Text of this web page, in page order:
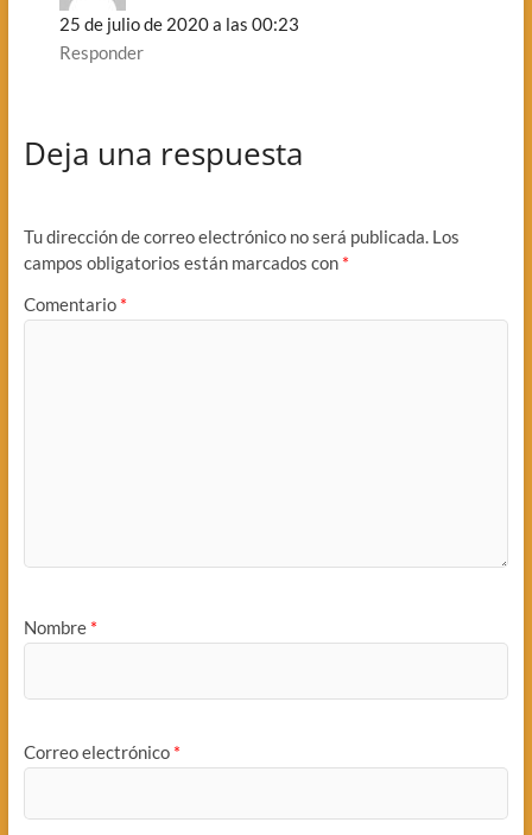
25 de julio de 2020 a las 00:23
Responder
Deja una respuesta
Tu dirección de correo electrónico no será publicada. Los
campos obligatorios están marcados con *
Comentario *
Nombre *
Correo electrónico *